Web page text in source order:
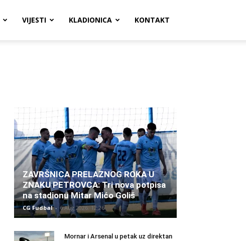
VIJESTI KLADIONICA KONTAKT
ZAVRŠNICA PRELAZNOG ROKA U
ZNAKU PETROVCA: Tri nova potpisa
na stadionu Mitar Mićo Goliš
CG Fudbal - 6 Aug 2026. 12:26
Mornar i Arsenal u petak uz direktan